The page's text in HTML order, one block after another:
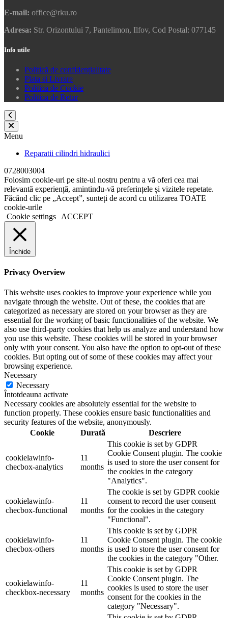
E-mail: office@rku.ro
Adresa: Str. Orizontului 7, Pantelimon, Ilfov, Cod Postal: 077145
Info utile
Politică de confidențialitate
Plata si Livrare
Politica de Cookie
Politica de Retur
Menu
Reparatii cilindri hidraulici
0728003004
Folosim cookie-uri pe site-ul nostru pentru a vă oferi cea mai
relevantă experiență, amintindu-vă preferințele și vizitele repetate.
Făcând clic pe „Accept”, sunteți de acord cu utilizarea TOATE
cookie-urile
Cookie settings
ACCEPT
Închide
Privacy Overview
This website uses cookies to improve your experience while you
navigate through the website. Out of these, the cookies that are
categorized as necessary are stored on your browser as they are
essential for the working of basic functionalities of the website. We
also use third-party cookies that help us analyze and understand how
you use this website. These cookies will be stored in your browser
only with your consent. You also have the option to opt-out of these
cookies. But opting out of some of these cookies may affect your
browsing experience.
Necessary
Necessary
Întotdeauna activate
Necessary cookies are absolutely essential for the website to
function properly. These cookies ensure basic functionalities and
security features of the website, anonymously.
Cookie
Durată Descriere
cookielawinfo-
checbox-analytics
11
months
This cookie is set by GDPR
Cookie Consent plugin. The cookie
is used to store the user consent for
the cookies in the category
"Analytics".
cookielawinfo-
checbox-functional
11
months
The cookie is set by GDPR cookie
consent to record the user consent
for the cookies in the category
"Functional".
cookielawinfo-
checbox-others
11
months
This cookie is set by GDPR
Cookie Consent plugin. The cookie
is used to store the user consent for
the cookies in the category "Other.
cookielawinfo-
checkbox-necessary
11
months
This cookie is set by GDPR
Cookie Consent plugin. The
cookies is used to store the user
consent for the cookies in the
category "Necessary".